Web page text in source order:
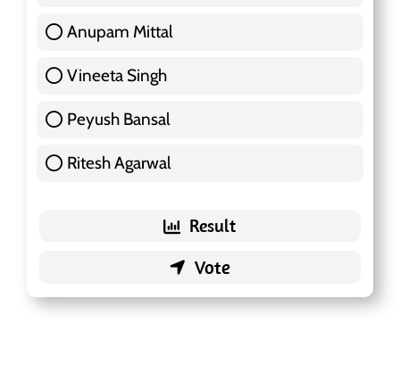
Anupam Mittal
Vineeta Singh
Peyush Bansal
Ritesh Agarwal